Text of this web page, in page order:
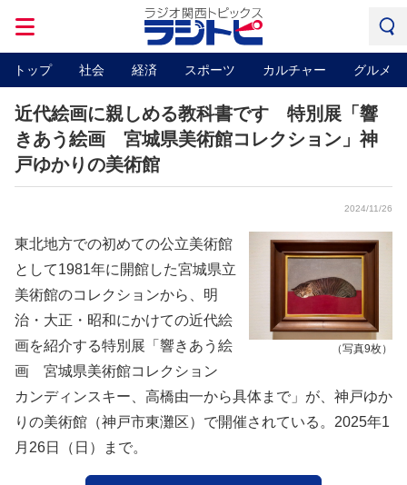
トップ 社会 経済 スポーツ カルチャー グルメ
近代絵画に親しめる教科書です 特別展「響
きあう絵画 宮城県美術館コレクション」神
戸ゆかりの美術館
2024/11/26
（写真9枚）
東北地方での初めての公立美術館
として1981年に開館した宮城県立
美術館のコレクションから、明
治・大正・昭和にかけての近代絵
画を紹介する特別展「響きあう絵
画 宮城県美術館コレクション
カンディンスキー、高橋由一から具体まで」が、神戸ゆか
りの美術館（神戸市東灘区）で開催されている。2025年1
月26日（日）まで。